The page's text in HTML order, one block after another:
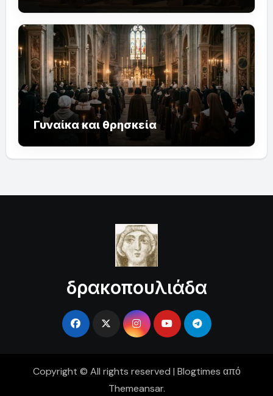
Γυναίκα και θρησκεία
δρακοπουλιάδα
Copyright © All rights reserved | Blogtimes από
Themeansar.